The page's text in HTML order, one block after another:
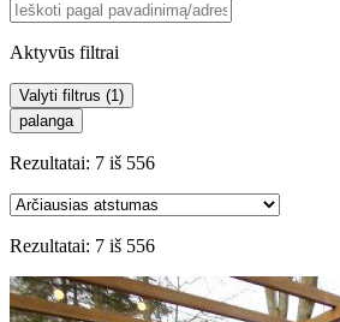
Aktyvūs filtrai
Valyti filtrus (1 )
palanga
Rezultatai: 7 iš 556
Rezultatai: 7 iš 556